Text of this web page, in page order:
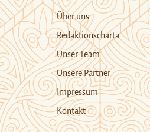
Über uns
Redaktionscharta
Unser Team
Unsere Partner
Impressum
Kontakt